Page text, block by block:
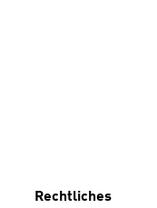
Rechtliches